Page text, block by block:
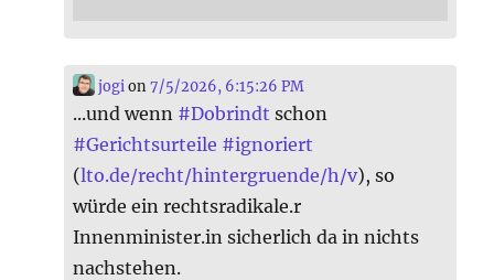
jogi on7/5/2026, 6:15:26 PM
...und wenn #Dobrindt schon
#Gerichtsurteile #ignoriert
(lto.de/recht/hintergruende/h/v), so
würde ein rechtsradikale.r
Innenminister.in sicherlich da in nichts
nachstehen.